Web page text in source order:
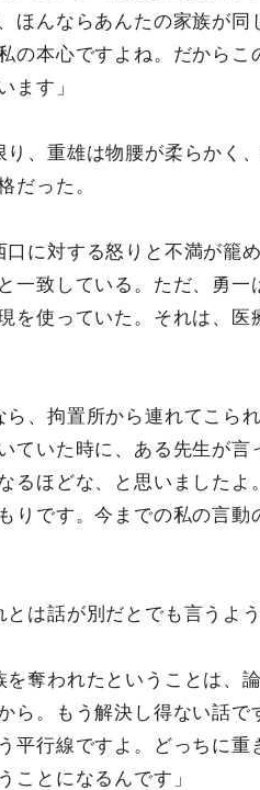
ほんならあんたの家族が
の本心ですよね。だから
ます」
り、重雄は物腰が柔らかく
だった。
口に対する怒りと不満が籠
一致している。ただ、勇
を使っていた。それは、
ら、拘置所から連れてこら
ていた時に、ある先生が
るほどな、と思いました
りです。今までの私の言
は話が別だとでも言うよ
を奪われたということは、
ら。もう解決し得ない話
平行線ですよ。どっちに
ことになるんです」